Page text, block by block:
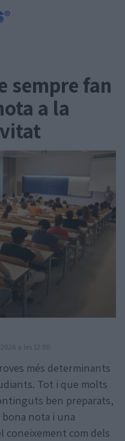
sempre fan
a la
a les 12:00
més determinants
Tot i que molts
ben preparats,
nota i una
coneixement com dels